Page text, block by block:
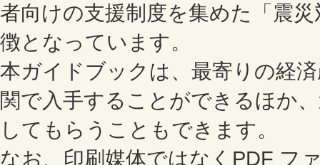
者向けの支援制度を集めた「震
徴となっています。
本ガイドブックは、最寄りの経
関で入手することができるほか
してもらうこともできます。
なお、印刷媒体ではなくPDF フ